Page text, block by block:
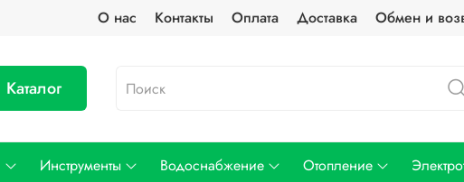
О нас Контакты Оплата Доставка Обмен и
Каталог
Инструменты Водоснабжение Отопление